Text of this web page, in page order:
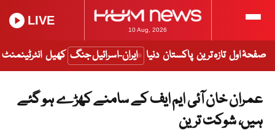
10 Aug, 2026
LIVE
صفحۂ اول تازہ ترین پاکستان دنیا ایران-اسرائیل جنگ کھیل انٹرٹینمنٹ
عمران خان آئی ایم ایف کے سامنے کھڑے ہو گئے
ہیں، شوکت ترین